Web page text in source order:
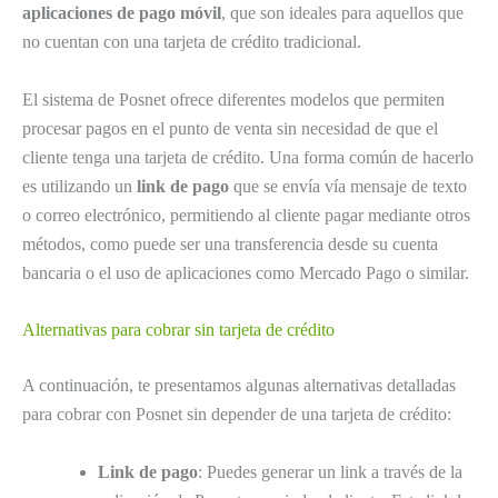
aplicaciones de pago móvil, que son ideales para aquellos que
no cuentan con una tarjeta de crédito tradicional.
El sistema de Posnet ofrece diferentes modelos que permiten
procesar pagos en el punto de venta sin necesidad de que el
cliente tenga una tarjeta de crédito. Una forma común de hacerlo
es utilizando un link de pago que se envía vía mensaje de texto
o correo electrónico, permitiendo al cliente pagar mediante otros
métodos, como puede ser una transferencia desde su cuenta
bancaria o el uso de aplicaciones como Mercado Pago o similar.
Alternativas para cobrar sin tarjeta de crédito
A continuación, te presentamos algunas alternativas detalladas
para cobrar con Posnet sin depender de una tarjeta de crédito:
Link de pago: Puedes generar un link a través de la